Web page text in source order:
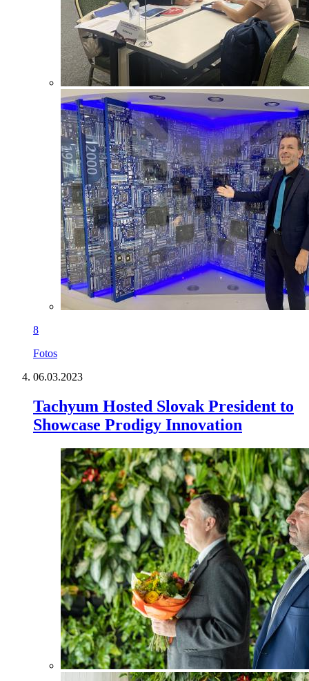
8
Fotos
06.03.2023
Tachyum Hosted Slovak President to
Showcase Prodigy Innovation